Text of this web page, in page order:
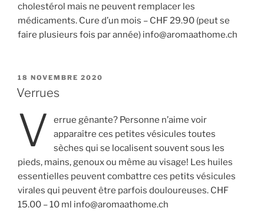
cholestérol mais ne peuvent remplacer les
médicaments. Cure d’un mois – CHF 29.90 (peut se
faire plusieurs fois par année) info@aromaathome.ch
PUBLIÉ
LE
18 NOVEMBRE 2020
Verrues
V
errue gênante? Personne n’aime voir
apparaître ces petites vésicules toutes
sèches qui se localisent souvent sous les
pieds, mains, genoux ou même au visage! Les huiles
essentielles peuvent combattre ces petits vésicules
virales qui peuvent être parfois douloureuses. CHF
15.00 – 10 ml info@aromaathome.ch